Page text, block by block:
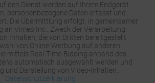
den Dienst werden auf Ihrem Endgerät
personenbezogene Daten erfasst und
Die Übermittlung erfolgt: in gemeinsamer
an Vimeo Inc.. Zweck der Verarbeitung:
Inhalten, die von Dritten bereitgestellt
von Online-Werbung auf anderen
mittels Real-Time-Bidding anhand des
automatisch ausgewählt werden und
und Darstellung von Video-Inhalten.
Datenschutzerklärung